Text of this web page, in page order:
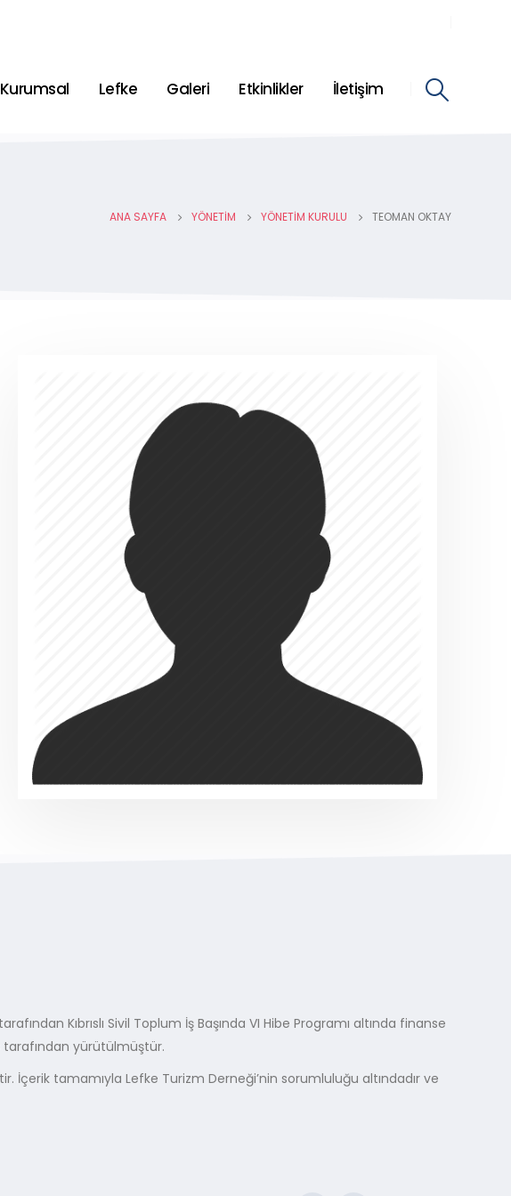
Kurumsal Lefke Galeri Etkinlikler İletişim
ANA SAYFA YÖNETIM YÖNETIM KURULU TEOMAN OKTAY
Kıbrıslı Sivil Toplum İş Başında VI Hibe Programı altında finanse
tarafından yürütülmüştür.
İçerik tamamıyla Lefke Turizm Derneği’nin sorumluluğu altındadır ve